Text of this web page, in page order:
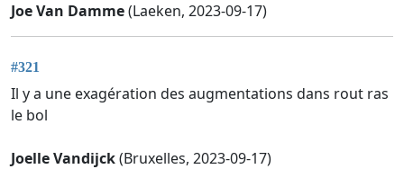
Joe Van Damme(Laeken, 2023-09-17)
#321
Il y a une exagération des augmentations dans rout ras
le bol
Joelle Vandijck(Bruxelles, 2023-09-17)